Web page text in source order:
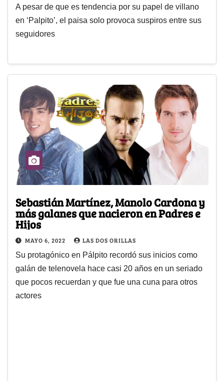
A pesar de que es tendencia por su papel de villano
en ‘Palpito’, el paisa solo provoca suspiros entre sus
seguidores
Sebastián Martínez, Manolo Cardona y
más galanes que nacieron en Padres e
Hijos
MAYO 6, 2022 LAS DOS ORILLAS
Su protagónico en Pálpito recordó sus inicios como
galán de telenovela hace casi 20 años en un seriado
que pocos recuerdan y que fue una cuna para otros
actores